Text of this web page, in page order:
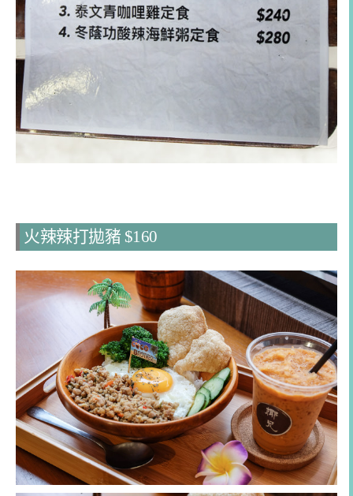
火辣辣打拋豬 $160